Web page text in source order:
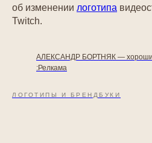
об изменении логотипа
Twitch.
АЛЕКСАНДР БОРТНЯК — хороший
:Релкама
ЛОГОТИПЫ И БРЕНДБУКИ